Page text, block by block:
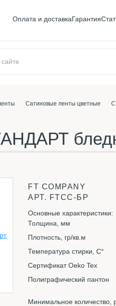
Оплата и доставкаГарантия
Сатиновые ленты цветные
FT COMPANY
АРТ. FTСС-БР
Основные характеристики:
Толщина, мм
Плотность, гр/кв.м
Температура стирки, С°
Сертификат Oeko Tex
Полиграфический пантон
Минимальное количество,